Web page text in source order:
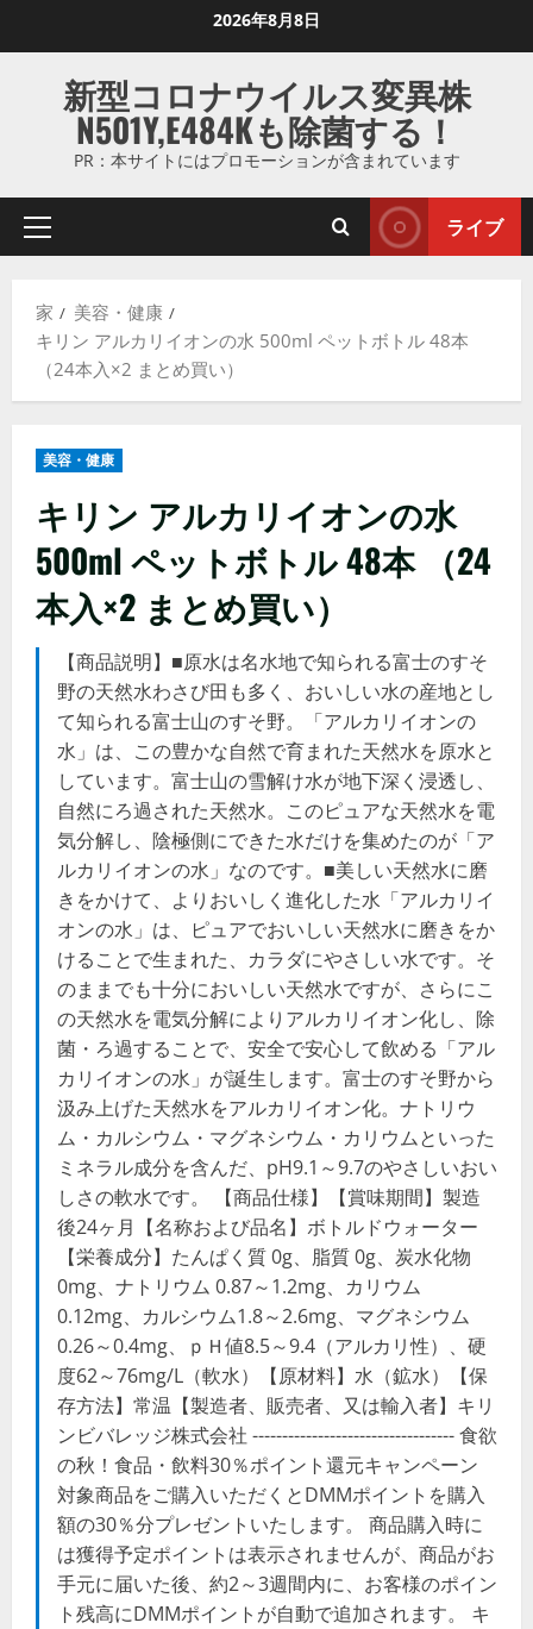
ス
ッ
2026年8月8日
新型コロナウイルス変異株
N501Y,E484Kも除菌する！
PR：本サイトにはプロモーションが含まれています
プ
マ
リ
メ
ー
ライブ
家
美容・健康
キリン アルカリイオンの水 500ml ペットボトル 48本
（24本入×2 まとめ買い）
美容・健康
キリン アルカリイオンの水
500ml ペットボトル 48本 （24
本入×2 まとめ買い）
【商品説明】■原水は名水地で知られる富士のすそ
野の天然水わさび田も多く、おいしい水の産地とし
て知られる富士山のすそ野。「アルカリイオンの
水」は、この豊かな自然で育まれた天然水を原水と
しています。富士山の雪解け水が地下深く浸透し、
自然にろ過された天然水。このピュアな天然水を電
気分解し、陰極側にできた水だけを集めたのが「ア
ルカリイオンの水」なのです。■美しい天然水に磨
きをかけて、よりおいしく進化した水「アルカリイ
オンの水」は、ピュアでおいしい天然水に磨きをか
けることで生まれた、カラダにやさしい水です。そ
のままでも十分においしい天然水ですが、さらにこ
の天然水を電気分解によりアルカリイオン化し、除
菌・ろ過することで、安全で安心して飲める「アル
カリイオンの水」が誕生します。富士のすそ野から
汲み上げた天然水をアルカリイオン化。ナトリウ
ム・カルシウム・マグネシウム・カリウムといった
ミネラル成分を含んだ、pH9.1～9.7のやさしいおい
しさの軟水です。 【商品仕様】【賞味期間】製造
後24ヶ月【名称および品名】ボトルドウォーター
【栄養成分】たんぱく質 0g、脂質 0g、炭水化物
0mg、ナトリウム 0.87～1.2mg、カリウム
0.12mg、カルシウム1.8～2.6mg、マグネシウム
0.26～0.4mg、ｐＨ値8.5～9.4（アルカリ性）、硬
度62～76mg/L（軟水）【原材料】水（鉱水）【保
存方法】常温【製造者、販売者、又は輸入者】キリ
ンビバレッジ株式会社 ---------------------------------- 食欲
の秋！食品・飲料30％ポイント還元キャンペーン
対象商品をご購入いただくとDMMポイントを購入
額の30％分プレゼントいたします。 商品購入時に
は獲得予定ポイントは表示されませんが、商品がお
手元に届いた後、約2～3週間内に、お客様のポイン
ト残高にDMMポイントが自動で追加されます。 キ